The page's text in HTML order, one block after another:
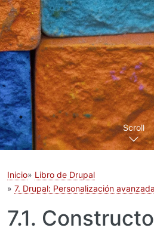
Scroll
Inicio
Libro de Drupal
7. Drupal: Personalización
7.1.